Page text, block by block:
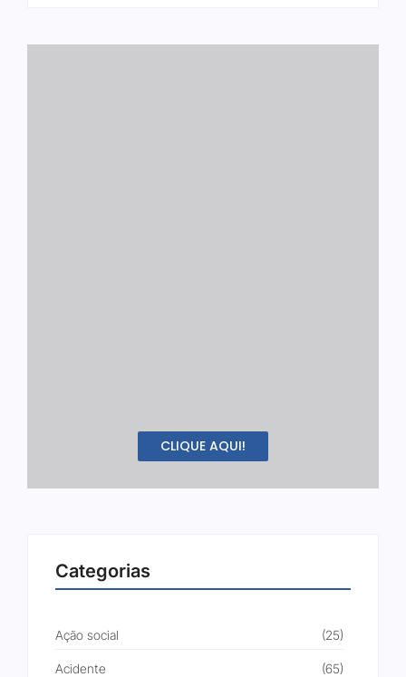
CLIQUE AQUI!
Categorias
Ação social (25)
Acidente (65)